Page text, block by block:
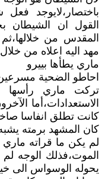
باختصار،لايوجد
القول ان الشيطان
المقدس من
مهد اليه اعلاه من
ماري يطأها بييرو
احاطو الضحية
تركت ماري
الاستعدادات،أما
كانت تطلق انفاسا
كان المشهد برمته
لم يكن ما قراته ماري
الموت،فذلك الوجه
يحوله الوسواس الى